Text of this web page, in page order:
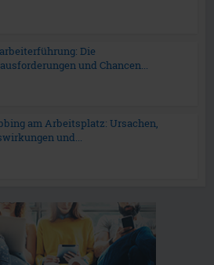
Die
und Chancen...
am Arbeitsplatz: Ursachen,
und...